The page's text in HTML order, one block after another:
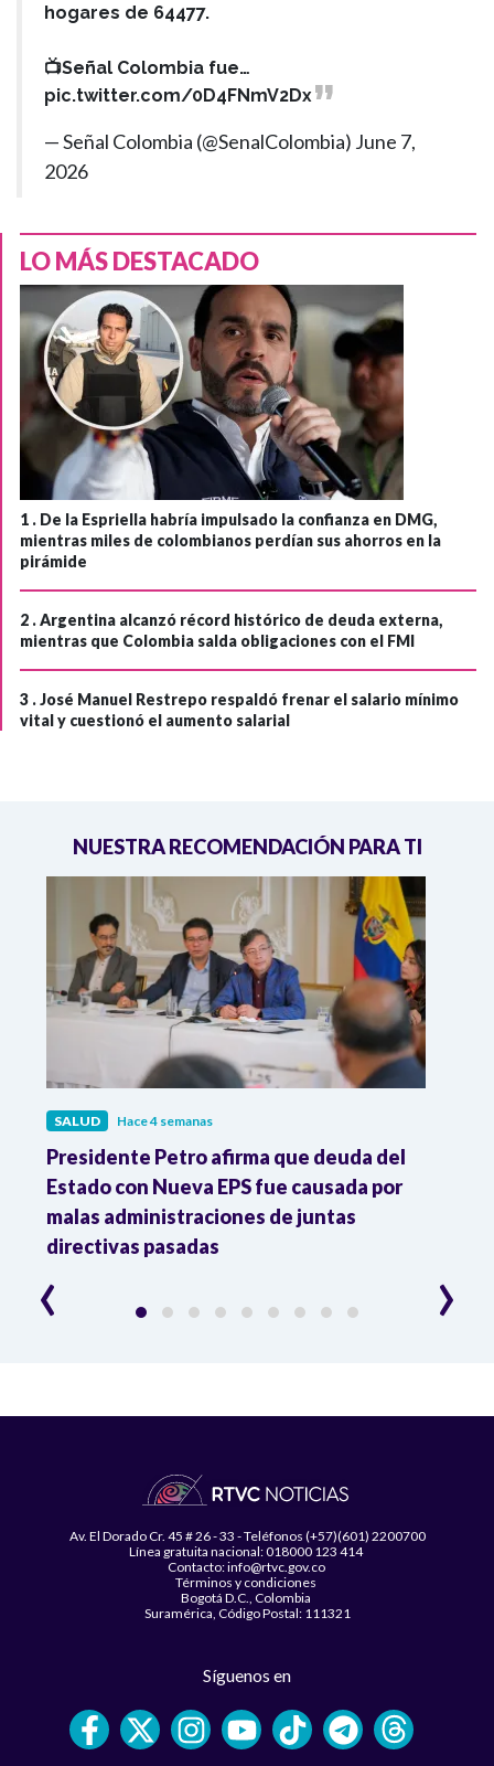
hogares de 64477.
📺Señal Colombia fue…
pic.twitter.com/0D4FNmV2Dx
— Señal Colombia (@SenalColombia) June 7,
2026
LO MÁS DESTACADO
1 . De la Espriella habría impulsado la confianza en DMG,
mientras miles de colombianos perdían sus ahorros en la
pirámide
2 .Argentina alcanzó récord histórico de deuda externa,
mientras que Colombia salda obligaciones con el FMI
3 .José Manuel Restrepo respaldó frenar el salario mínimo
vital y cuestionó el aumento salarial
NUESTRA RECOMENDACIÓN PARA TI
SALUD Hace 4 semanas
Presidente Petro afirma que deuda del
Estado con Nueva EPS fue causada por
malas administraciones de juntas
directivas pasadas
‹ ›
Av. El Dorado Cr. 45 # 26 - 33 - Teléfonos (+57)(601) 2200700
Línea gratuita nacional: 018000 123 414
Contacto: info@rtvc.gov.co
Términos y condiciones
Bogotá D.C., Colombia
Suramérica, Código Postal: 111321
Síguenos en